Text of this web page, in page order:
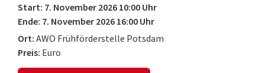
Start: 7. November 2026 10:00 Uhr
Ende: 7. November 2026 16:00 Uhr
Ort: AWO Frühförderstelle Potsdam
Preis: Euro